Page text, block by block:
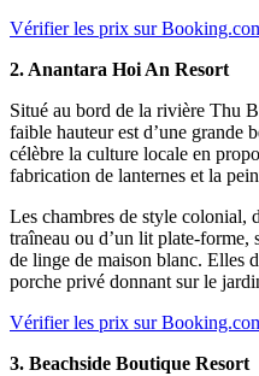
Vérifier les prix sur
2. Anantara Hoi An Resort
Situé au bord de la rivière Thu
faible hauteur est d’une grande
célèbre la culture locale en
fabrication de lanternes et la
Les chambres de style colonial,
traîneau ou d’un lit plate-forme,
de linge de maison blanc. Elles
porche privé donnant sur le
Vérifier les prix sur
3. Beachside Boutique Resort